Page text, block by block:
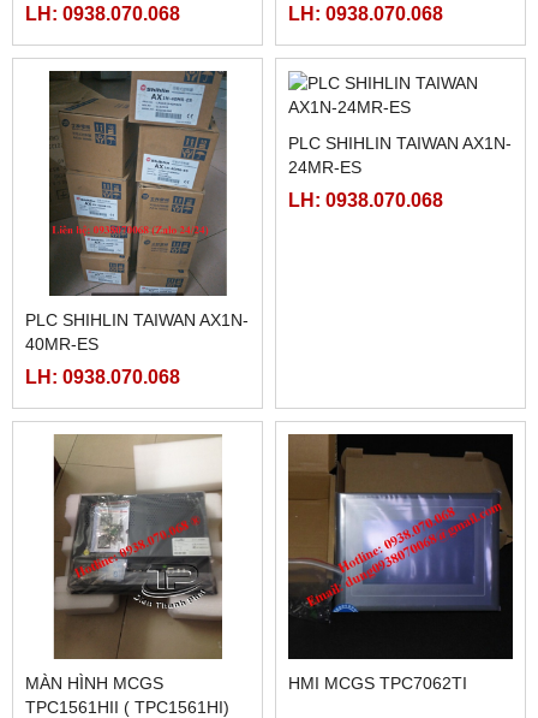
LH: 0938.070.068 LH: 0938.070.068
PLC SHIHLIN TAIWAN AX1N-
40MR-ES
LH: 0938.070.068
MÀN HÌNH MCGS
TPC1561HII ( TPC1561HI)
HMI MCGS TPC7062TI